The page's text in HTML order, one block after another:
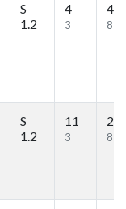
S
1.2
4
3
40
8
S
1.2
11
3
24
8